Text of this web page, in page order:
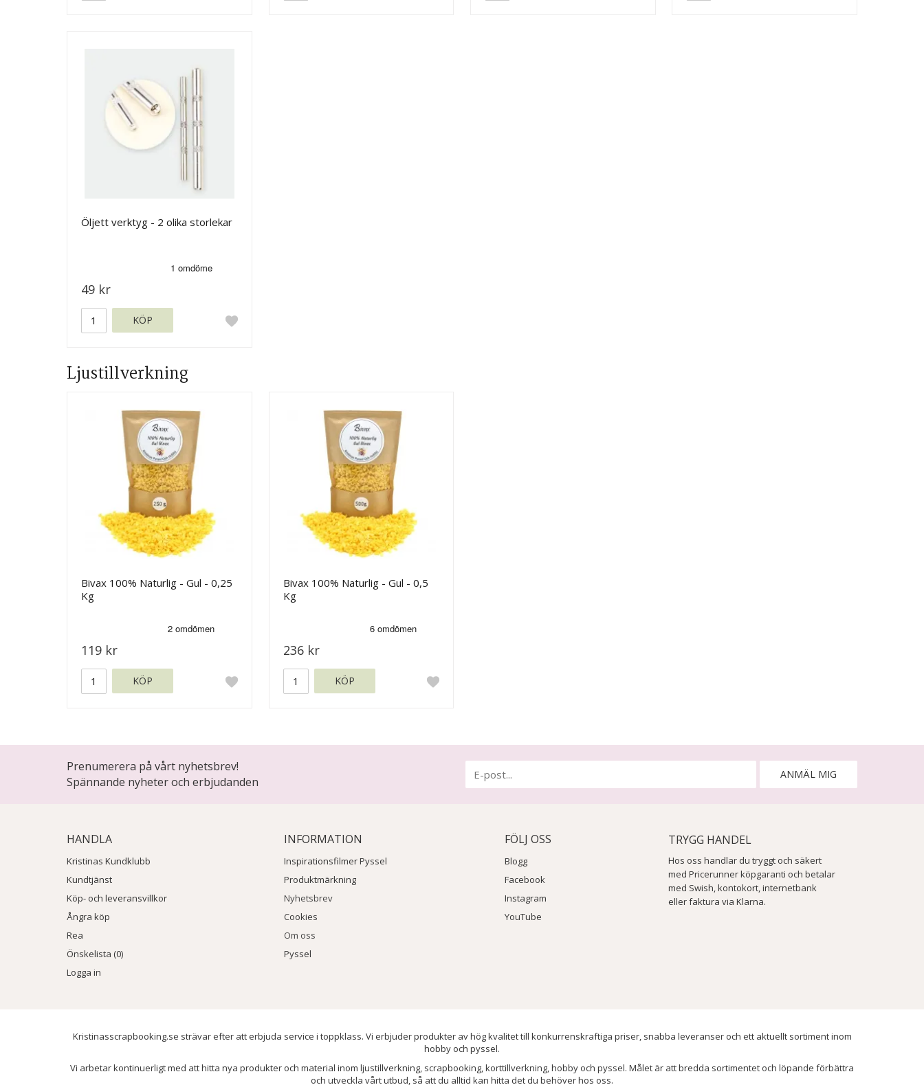
Öljett verktyg - 2 olika storlekar
49 kr
KÖP
Ljustillverkning
Bivax 100% Naturlig - Gul - 0,25
Kg
119 kr
KÖP
Bivax 100% Naturlig - Gul - 0,5
Kg
236 kr
KÖP
Prenumerera på vårt nyhetsbrev!
Spännande nyheter och erbjudanden
ANMÄL MIG
HANDLA
Kristinas Kundklubb
Kundtjänst
Köp- och leveransvillkor
Ångra köp
Rea
Önskelista (0)
Logga in
INFORMATION
Inspirationsfilmer Pyssel
Produktmärkning
Nyhetsbrev
Cookies
Om oss
Pyssel
FÖLJ OSS
Blogg
Facebook
Instagram
YouTube
TRYGG HANDEL
Hos oss handlar du tryggt och säkert
med Pricerunner köpgaranti och betalar
med Swish, kontokort, internetbank
eller faktura via Klarna.
Kristinasscrapbooking.se strävar efter att erbjuda service i toppklass. Vi erbjuder produkter av hög kvalitet till konkurrenskraftiga priser, snabba leveranser och ett aktuellt sortiment inom
hobby och pyssel.
Vi arbetar kontinuerligt med att hitta nya produkter och material inom ljustillverkning, scrapbooking, korttillverkning, hobby och pyssel. Målet är att bredda sortimentet och löpande förbättra
och utveckla vårt utbud, så att du alltid kan hitta det du behöver hos oss.